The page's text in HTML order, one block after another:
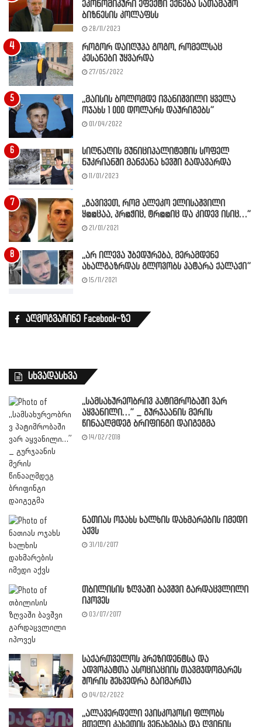
ეკონომიკური ეფექტი ექნება სათამაშო
ბიზნესის კოლაფსს
28/11/2023
როგორ დაიღუპა გოგო, რომელსაც
კესანები უყვარდა
27/05/2022
,,მაისის ბოლომდე ივანიშვილი ყველა
ოჯახს 1 000 დოლარს დაურიგებს”
01/04/2022
სიღნაღის მუნიციპალიტეტის სოფელ
ნუკრიანში მანქანა ხევში გადავარდა
11/01/2023
,,გავივეთ, რომ ალეკო ელისაშვილი
ყ@@ცაა, პრ@ჭიც, ტრ@@იც და კიდევ ისიც…”
21/01/2021
,,არ ილევა უბედურება, მერამდენე
ახალგაზრდას გლოვობს პატარა ქალაქი”
15/11/2021
აღმოგვაჩინე Facebook-ზე
სხვადასხვა
,,სამსახურეობრივ პატიმრობაში ვარ
აყვანილი…” _ გურჯაანის მერის
წინააღმდეგ ბრიფინგი დაიგეგმა
14/02/2018
ნათიას ოჯახს ხალხის დახმარების იმედი
აქვს
31/10/2017
თბილისის ზღვაში ბავშვი გარდაცვლილი
იპოვეს
03/07/2017
საქართველოს პრეზიდენტსა და
ადვოკატთა ასოციაციის თავმჯდომარეს
შორის შეხვედრა გაიმართა
04/02/2022
,,ალავერდელი ეპისკოპოსი ფლობს
მთელი კახეთის ვენახებსა და ღვინის